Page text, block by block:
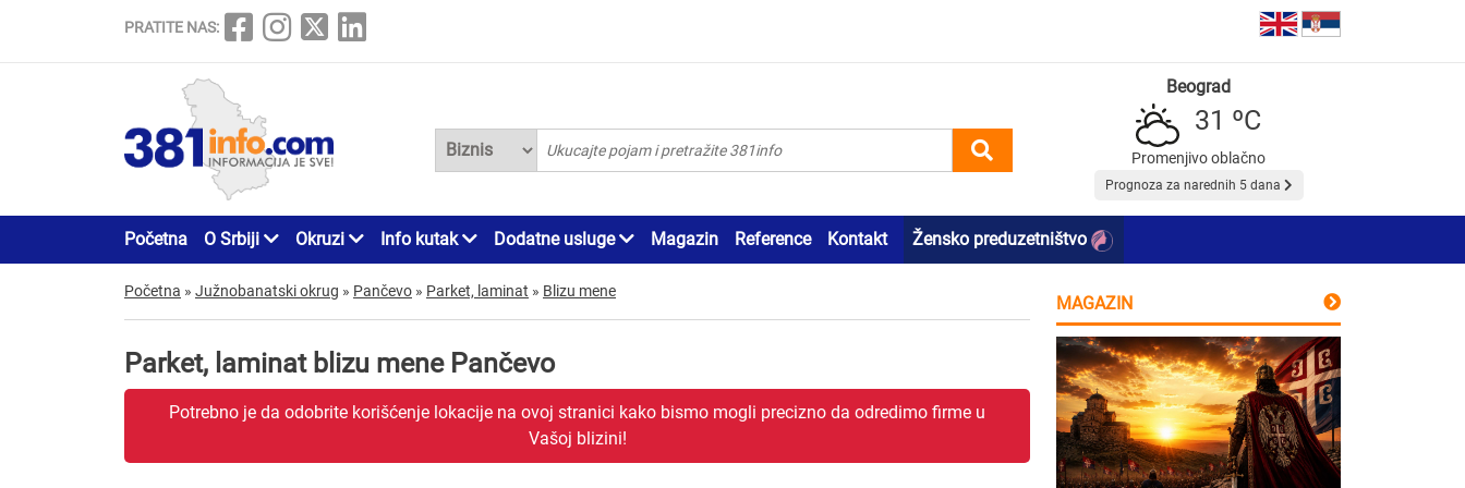
PRATITE NAS:
Beograd
31 ºC
Promenjivo oblačno
Prognoza za narednih 5 dana
Početna O Srbiji Okruzi Info kutak Dodatne usluge Magazin Reference Kontakt Žensko preduzetništvo
Početna » Južnobanatski okrug » Pančevo » Parket, laminat » Blizu mene
Parket, laminat blizu mene Pančevo
Potrebno je da odobrite korišćenje lokacije na ovoj stranici kako bismo mogli precizno da odredimo firme u
Vašoj blizini!
MAGAZIN